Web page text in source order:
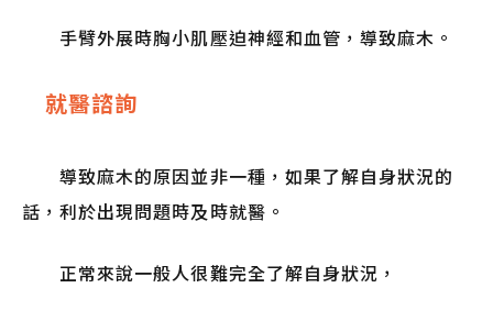
手臂外展時胸小肌壓迫神經和血管，導致麻木。
就醫諮詢
導致麻木的原因並非一種，如果了解自身狀況的
話，利於出現問題時及時就醫。
正常來說一般人很難完全了解自身狀況，